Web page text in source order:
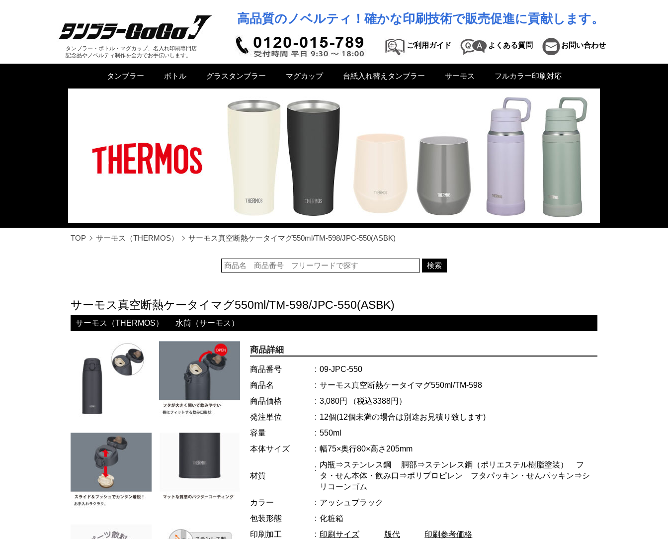
タンブラー・ボトル・マグカップ、名入れ印刷専門店
記念品やノベルティ制作を全力でお手伝いします。
高品質のノベルティ！確かな印刷技術で販売促進に貢献します。
ご利用ガイド よくある質問 お問い合わせ
タンブラー ボトル グラスタンブラー マグカップ 台紙入れ替えタンブラー サーモス フルカラー印刷対応
TOP サーモス（THERMOS） サーモス真空断熱ケータイマグ550ml/TM-598/JPC-550(ASBK)
サーモス真空断熱ケータイマグ550ml/TM-598/JPC-550(ASBK)
サーモス（THERMOS） 水筒（サーモス）
商品詳細
商品番号
09-JPC-550
商品名
サーモス真空断熱ケータイマグ550ml/TM-598
商品価格
3,080円
（税込3388円）
発注単位
12個(12個未満の場合は別途お見積り致します)
容量
550ml
本体サイズ
幅75×奥行80×高さ205mm
材質
内瓶⇒ステンレス鋼 胴部⇒ステンレス鋼（ポリエステル樹脂塗装） フ
タ・せん本体・飲み口⇒ポリプロピレン フタパッキン・せんパッキン⇒シ
リコーンゴム
カラー
アッシュブラック
包装形態
化粧箱
印刷加工
印刷サイズ 版代 印刷参考価格